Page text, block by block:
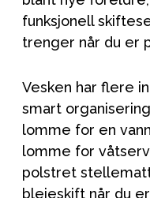
funksjonell
trenger når du er
Vesken har flere
smart
lomme for en
lomme for
polstret
bleieskift når du